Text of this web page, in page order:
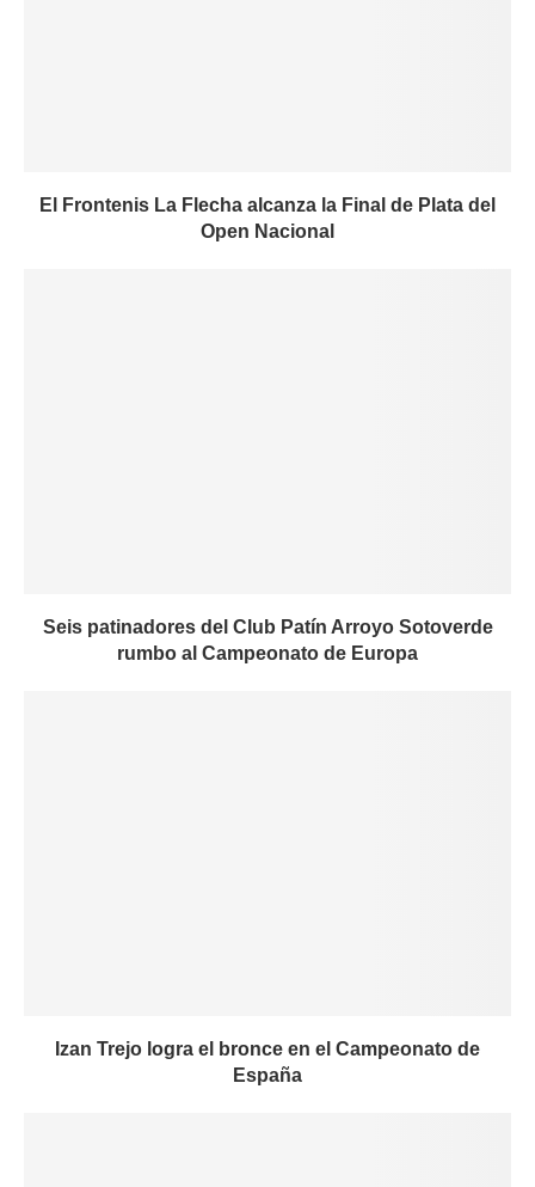
El Frontenis La Flecha alcanza la Final de Plata del
Open Nacional
Seis patinadores del Club Patín Arroyo Sotoverde
rumbo al Campeonato de Europa
Izan Trejo logra el bronce en el Campeonato de
España